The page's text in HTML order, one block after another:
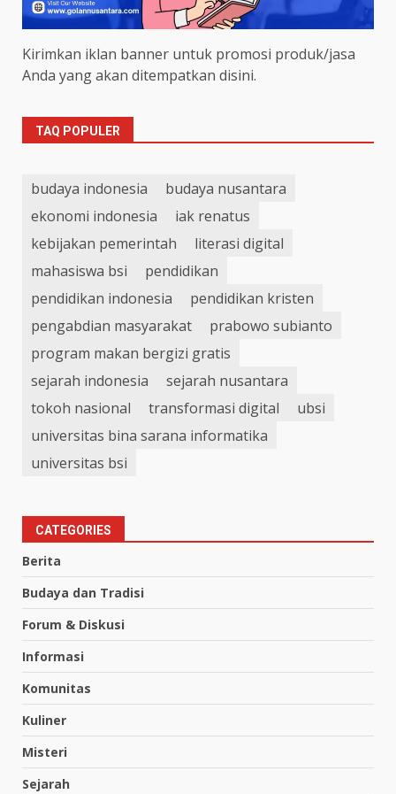
Kirimkan iklan banner untuk promosi produk/jasa
Anda yang akan ditempatkan disini.
TAQ POPULER
budaya indonesia
budaya nusantara
ekonomi indonesia
iak renatus
kebijakan pemerintah
literasi digital
mahasiswa bsi
pendidikan
pendidikan indonesia
pendidikan kristen
pengabdian masyarakat
prabowo subianto
program makan bergizi gratis
sejarah indonesia
sejarah nusantara
tokoh nasional
transformasi digital
ubsi
universitas bina sarana informatika
universitas bsi
CATEGORIES
Berita
Budaya dan Tradisi
Forum & Diskusi
Informasi
Komunitas
Kuliner
Misteri
Sejarah